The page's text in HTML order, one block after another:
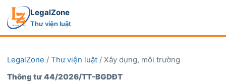
LegalZone
Thư viện luật
LegalZone / Thư viện luật / Xây dựng, môi trường
Thông tư 44/2026/TT-BGDĐT